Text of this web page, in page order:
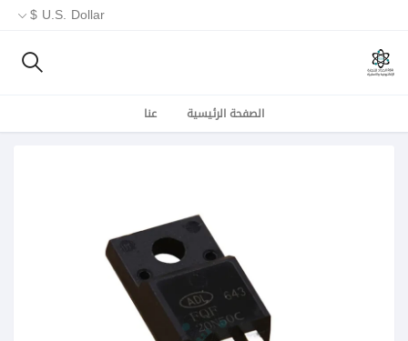
U.S. Dollar $
الصفحة الرئيسية عنا